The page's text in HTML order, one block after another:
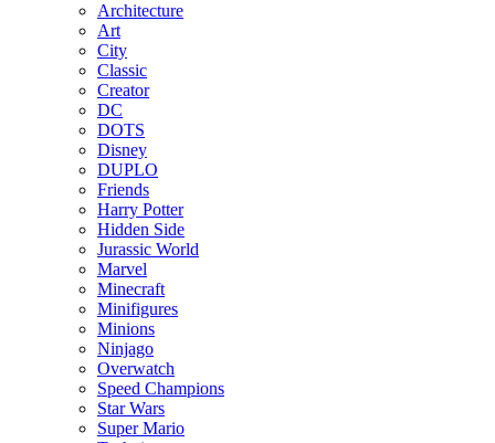
Architecture
Art
City
Classic
Creator
DC
DOTS
Disney
DUPLO
Friends
Harry Potter
Hidden Side
Jurassic World
Marvel
Minecraft
Minifigures
Minions
Ninjago
Overwatch
Speed Champions
Star Wars
Super Mario